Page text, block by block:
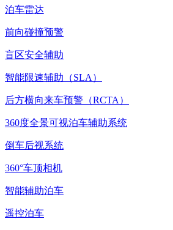
泊车雷达
前向碰撞预警
盲区安全辅助
智能限速辅助（SLA）
后方横向来车预警（RCTA）
360度全景可视泊车辅助系统
倒车后视系统
360°车顶相机
智能辅助泊车
遥控泊车